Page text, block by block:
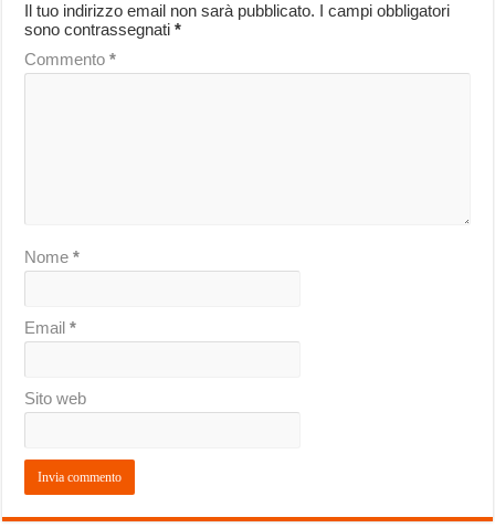
Il tuo indirizzo email non sarà pubblicato. I campi obbligatori
sono contrassegnati*
Commento*
Nome*
Email*
Sito web